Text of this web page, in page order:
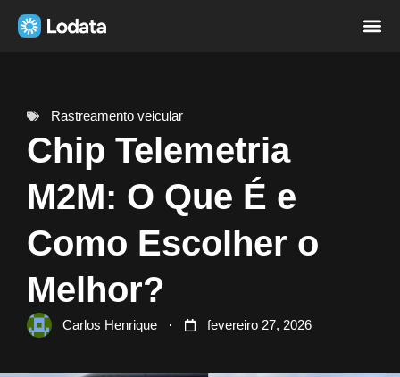
Rastreamento veicular
Chip Telemetria
M2M: O Que É e
Como Escolher o
Melhor?
Carlos Henrique fevereiro 27, 2026